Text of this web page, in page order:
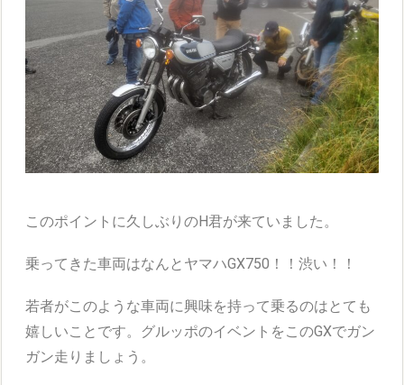
このポイントに久しぶりのH君が来ていました。
乗ってきた車両はなんとヤマハGX750！！渋い！！
若者がこのような車両に興味を持って乗るのはとても
嬉しいことです。グルッポのイベントをこのGXでガン
ガン走りましょう。